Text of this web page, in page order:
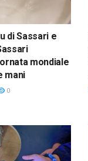
di Sassari e
mondiale
mani
0